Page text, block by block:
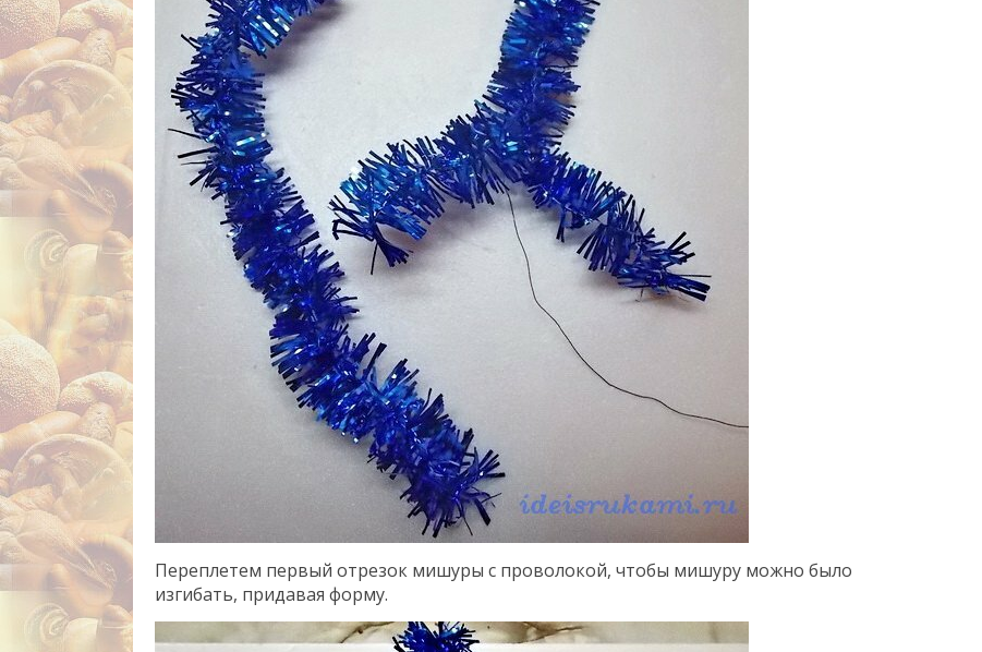
Переплетем первый отрезок мишуры с проволокой, чтобы мишуру можно было
изгибать, придавая форму.